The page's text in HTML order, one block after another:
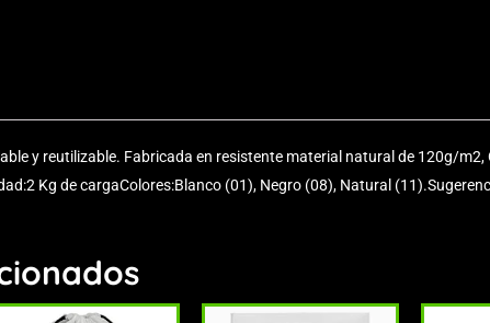
y reutilizable. Fabricada en resistente material natural de 120g/
Kg de cargaColores:Blanco (01), Negro (08), Natural